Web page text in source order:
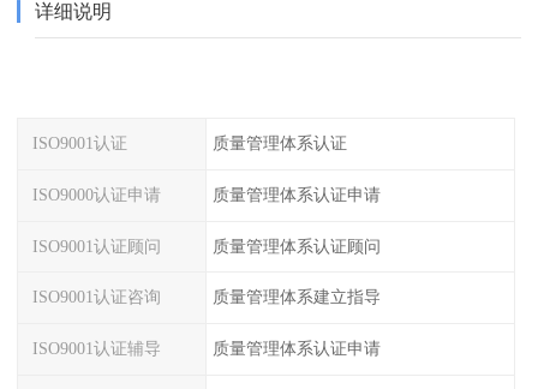
详细说明
ISO9001认证 质量管理体系认证
ISO9000认证申请 质量管理体系认证申请
ISO9001认证顾问 质量管理体系认证顾问
ISO9001认证咨询 质量管理体系建立指导
ISO9001认证辅导 质量管理体系认证申请